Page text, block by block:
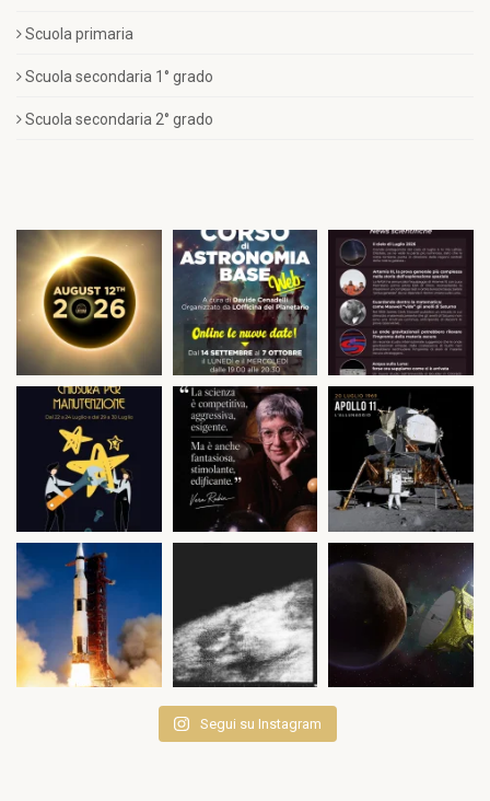
Scuola primaria
Scuola secondaria 1° grado
Scuola secondaria 2° grado
Segui su Instagram